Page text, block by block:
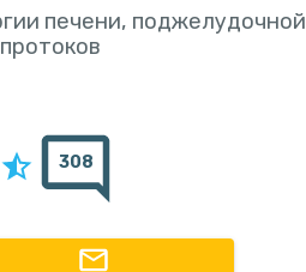
печени, поджелудочной
308